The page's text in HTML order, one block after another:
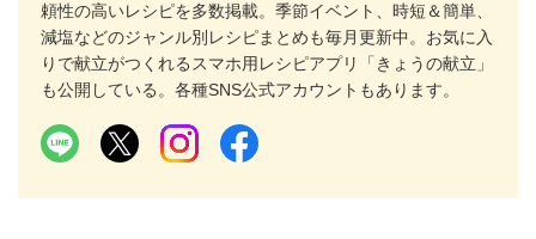
頼性の高いレシピを多数掲載。季節イベント、時短＆簡単、
減塩などのジャンル別レシピまとめも毎月更新中。お気に入
りで献立がつくれるスマホ用レシピアプリ「きょうの献立」
も公開している。各種SNS公式アカウントもあります。